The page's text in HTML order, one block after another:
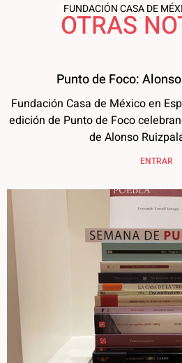
FUNDACIÓN CASA DE
OTRAS
Punto de Foco:
Fundación Casa de México en
edición de Punto de Foco
de Alonso
ENTRAR